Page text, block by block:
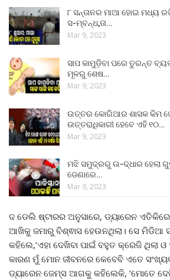
୮ ସନ୍ତାନର ମାଆ ହୋଇ ମଧ୍ୟ
ସ-ମ୍ବନ୍ଧ,ତା…
Mar 9, 2023
ସାପ କାମୁଡ଼ିବା ପରେ ତୁରନ୍ତ
ମୂଳରୁ ଶେଷ…
Mar 9, 2023
ଉତ୍ତର କୋରିଆର ଶାସକ କିମ
ଉତ୍ତରାଧିକାରୀ ହେବେ ଏହି ୧୦…
Mar 9, 2023
ମଝି ସମୁଦ୍ରରୁ ଉ-ଦ୍ଧାର ହେଲା
ଡେଣାରେ…
Mar 9, 2023
ଦ ଡେଲି ଷ୍ଟାରର ଅନୁସାରେ, ଡ୍ୟାରେନ
ଆଖିକୁ ଜମାରୁ ବିଶ୍ଵାସ ହେଉନଥିଲା। ସେ ମିଡିଆ
କହିଲେ,’ଏହା ଦେଖିବା ପାଇଁ ବହୁତ କ୍ରେଜି ଥିଲା ଓ
କାରଣ ମୁଁ ମୋନ ଜୀବନରେ କେବେବି ଏତେ
ଡ୍ୟାରେନ ଜେମ୍ସ ଆଗକୁ କହିଲେକି, ‘ମୋତେ